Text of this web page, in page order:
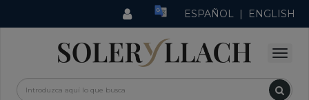
ESPAÑOL | ENGLISH